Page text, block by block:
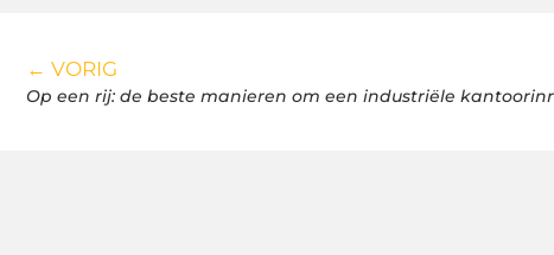
← VORIG
Op een rij: de beste manieren om een industriële